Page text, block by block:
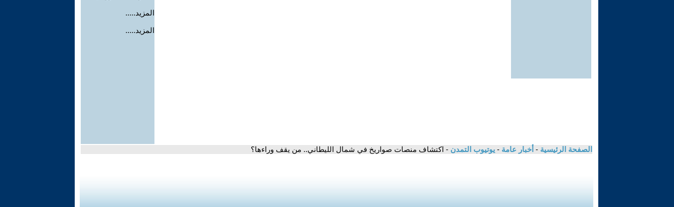
المزيد.....
المزيد.....
الصفحة الرئيسية - أخبار عامة - يوتيوب التمدن - اكتشاف منصات صواريخ في شمال الليطاني.. من يقف وراءها؟